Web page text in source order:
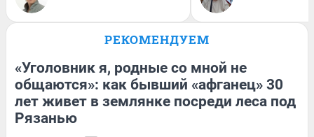
РЕКОМЕНДУЕМ
«Уголовник я, родные со мной не
общаются»: как бывший «афганец» 30
лет живет в землянке посреди леса под
Рязанью